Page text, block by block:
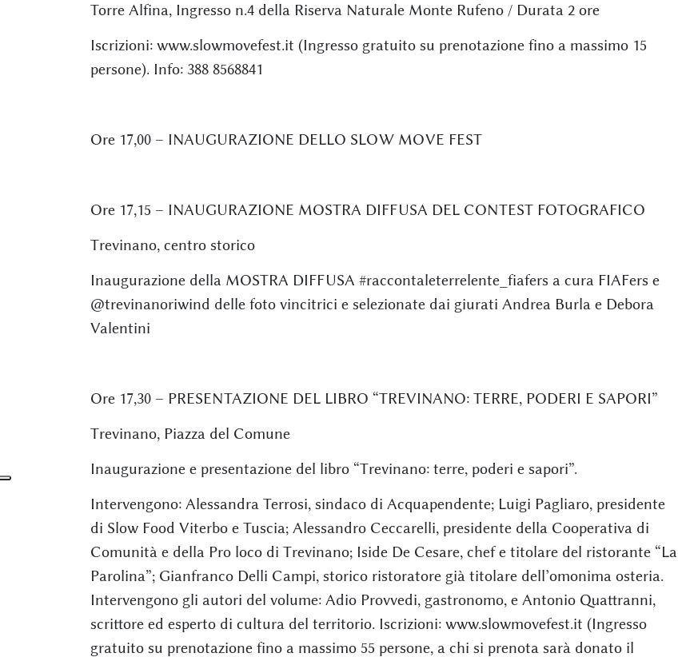
Torre Alfina, Ingresso n.4 della Riserva Naturale Monte Rufeno / Durata 2 ore
Iscrizioni: www.slowmovefest.it (Ingresso gratuito su prenotazione fino a massimo 15
persone). Info: 388 8568841
Ore 17,00 – INAUGURAZIONE DELLO SLOW MOVE FEST
Ore 17,15 – INAUGURAZIONE MOSTRA DIFFUSA DEL CONTEST FOTOGRAFICO
Trevinano, centro storico
Inaugurazione della MOSTRA DIFFUSA #raccontaleterrelente_fiafers a cura FIAFers e
@trevinanoriwind delle foto vincitrici e selezionate dai giurati Andrea Burla e Debora
Valentini
Ore 17,30 – PRESENTAZIONE DEL LIBRO “TREVINANO: TERRE, PODERI E SAPORI”
Trevinano, Piazza del Comune
Inaugurazione e presentazione del libro “Trevinano: terre, poderi e sapori”.
Intervengono: Alessandra Terrosi, sindaco di Acquapendente; Luigi Pagliaro, presidente
di Slow Food Viterbo e Tuscia; Alessandro Ceccarelli, presidente della Cooperativa di
Comunità e della Pro loco di Trevinano; Iside De Cesare, chef e titolare del ristorante “La
Parolina”; Gianfranco Delli Campi, storico ristoratore già titolare dell’omonima osteria.
Intervengono gli autori del volume: Adio Provvedi, gastronomo, e Antonio Quattranni,
scrittore ed esperto di cultura del territorio. Iscrizioni: www.slowmovefest.it (Ingresso
gratuito su prenotazione fino a massimo 55 persone, a chi si prenota sarà donato il